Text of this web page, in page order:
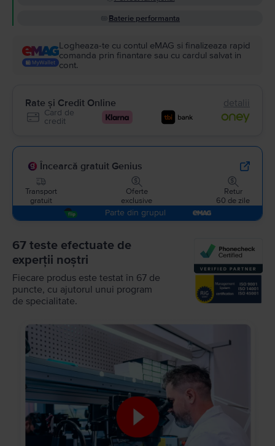
Baterie performanta
Logheaza-te cu contul eMAG si finalizeaza rapid
comanda prin finantare sau cu cardul salvat in
cont.
Rate și Credit Online detalii
Card de
credit
Încearcă gratuit Genius
Transport
gratuit
Oferte
exclusive
Retur
60 de zile
Parte din grupul
67 teste efectuate de
experții noștri
Fiecare produs este testat în 67 de
puncte, cu ajutorul unui program
de specialitate.